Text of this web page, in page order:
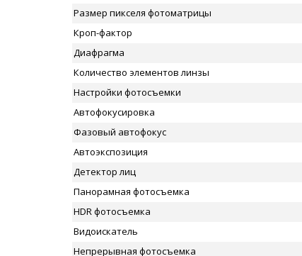
Размер пикселя фотоматрицы
Кроп-фактор
Диафрагма
Количество элементов линзы
Настройки фотосъемки
Автофокусировка
Фазовый автофокус
Автоэкспозиция
Детектор лиц
Панорамная фотосъемка
HDR фотосъемка
Видоискатель
Непрерывная фотосъемка